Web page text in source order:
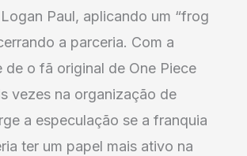
Paul, aplicando um “frog
a parceria. Com a
de o fã original de One Piece
vezes na organização de
a especulação se a franquia
ter um papel mais ativo na